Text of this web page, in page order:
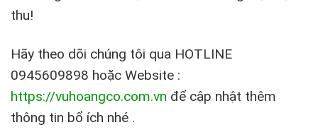
thu!
Hãy theo dõi chúng tôi qua HOTLINE
0945609898 hoặc Website :
https://vuhoangco.com.vn để cập nhật thêm
thông tin bổ ích nhé .